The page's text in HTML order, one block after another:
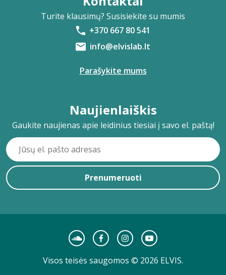
Turite klausimų? Susisiekite su mumis
+370 667 80 541
info@elvislab.lt
Parašykite mums
Naujienlaiškis
Gaukite naujienas apie leidinius tiesiai į savo el. paštą!
Prenumeruoti
Visos teisės saugomos © 2026 ELVIS.